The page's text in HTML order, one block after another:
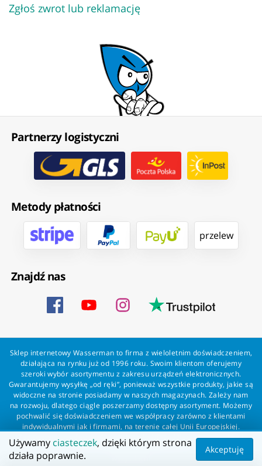
Zgłoś zwrot lub reklamację
Partnerzy logistyczni
Metody płatności
przelew
Znajdź nas
Sklep internetowy Wasserman to firma z wieloletnim doświadczeniem,
działająca na rynku już od 1996 roku. Swoim klientom oferujemy
szeroki wybór asortymentu z zakresu urządzeń elektronicznych.
Gwarantujemy wysyłkę „od ręki”, ponieważ wszystkie produkty, jakie są
widoczne na stronie posiadamy w naszych magazynach. Zależy nam
na rozwoju, dlatego ciągle poszerzamy dostępny asortyment. Możemy
pochwalić się doświadczeniem we współpracy zarówno z klientami
indywidualnymi jak i firmami, na terenie całej Unii Europejskiej.
Zapewniamy profesjonalną obsługę każdego klienta oraz szybką i
bezproblemową realizację zamówień. Wasserman - wszystko dla
Używamy ciasteczek, dzięki którym strona
działa poprawnie.
Akceptuję